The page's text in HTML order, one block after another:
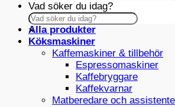
Vad söker du idag?
×
Alla produkter
Köksmaskiner
Kaffemaskiner & tillbehör
Espressomaskiner
Kaffebryggare
Kaffekvarnar
Matberedare och